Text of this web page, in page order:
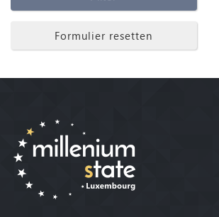
Formulier resetten